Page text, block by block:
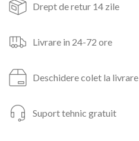
Drept de retur 14 zile
Livrare in 24-72 ore
Deschidere colet la livrare
Suport tehnic gratuit